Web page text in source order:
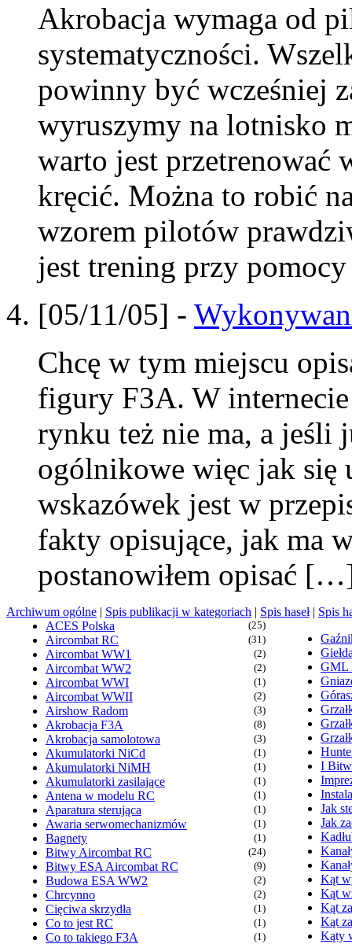
Akrobacja wymaga od
systematyczności.
powinny być wcześniej
wyruszymy na lotnisko
warto jest przetrenować
kręcić. Można to robić
wzorem pilotów
jest trening przy
[05/11/05] -
Chcę w tym miejscu
figury F3A. W
rynku też nie ma, a jeśli
ogólnikowe więc jak się
wskazówek jest w
fakty opisujące, jak ma
postanowiłem opisać
Archiwum ogólne | Spis publikacji w kategoriach | Spis haseł| Spis
ACES Polska
(25)
Aircombat RC (31)
Aircombat WW1 (2)
Aircombat WW2 (2)
Aircombat WWI (1)
Aircombat WWII (2)
Airshow Radom (3)
Akrobacja F3A (8)
Akrobacja samolotowa (3)
Akumulatorki NiCd (1)
Akumulatorki NiMH (1)
Akumulatorki zasilające (1)
Antena w modelu RC (1)
Aparatura sterująca (1)
Awaria serwomechanizmów (1)
Bagnety (1)
Bitwy Aircombat RC (24)
Bitwy ESA Aircombat RC (9)
Budowa ESA WW2 (2)
Chrcynno (2)
Cięciwa skrzydła (1)
Co to jest RC (1)
Co to takiego F3A (1)
GML
I
Jak
Jak
Kąt
Kąt
Kąt
Kąt
Kąty